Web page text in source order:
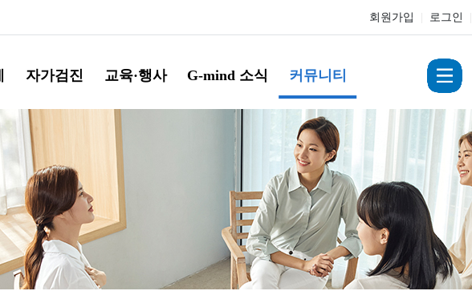
회원가입 로그인
자가검진 교육·행사 G-mind 소식 커뮤니티